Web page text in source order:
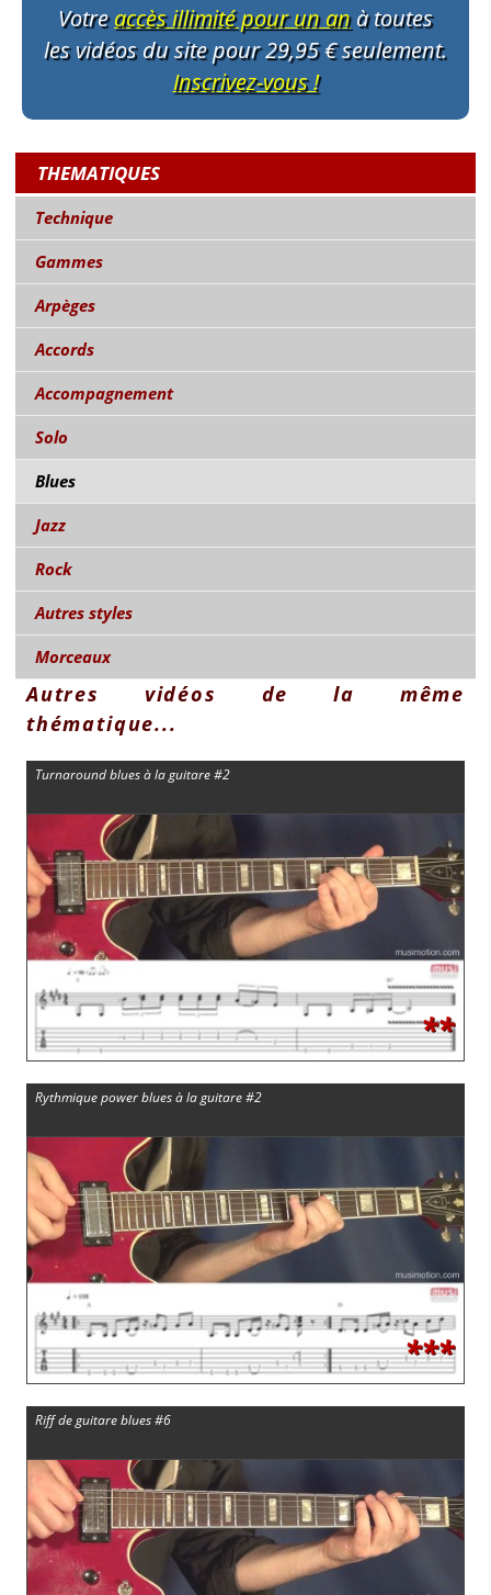
Votreaccès illimité pour un anà toutes
les vidéos du site pour 29,95 € seulement.
Inscrivez-vous !
THEMATIQUES
Technique
Gammes
Arpèges
Accords
Accompagnement
Solo
Blues
Jazz
Rock
Autres styles
Morceaux
Autres vidéos de la même
thématique...
Turnaround blues à la guitare #2
**
Rythmique power blues à la guitare #2
***
Riff de guitare blues #6